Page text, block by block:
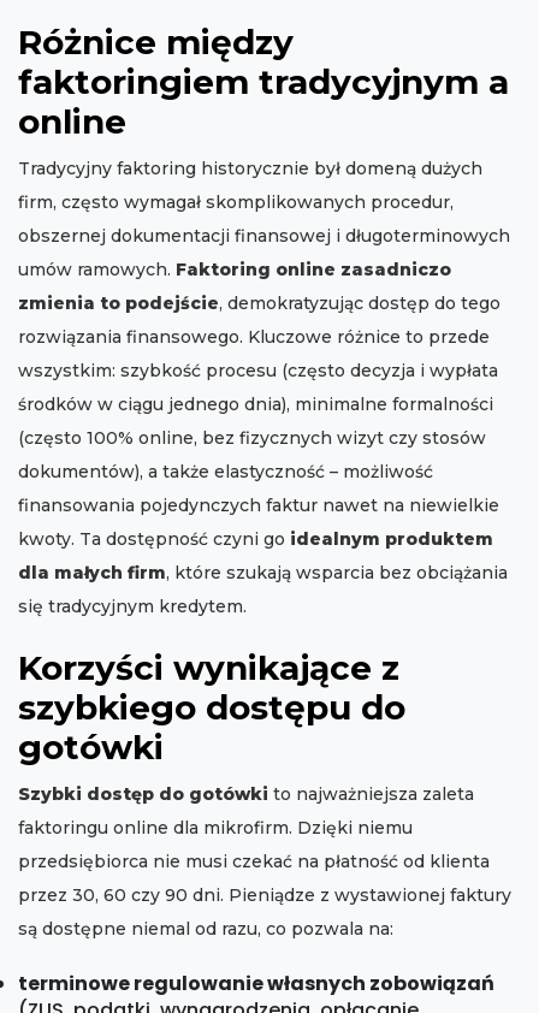
Różnice między
faktoringiem tradycyjnym a
online
Tradycyjny faktoring historycznie był domeną dużych
firm, często wymagał skomplikowanych procedur,
obszernej dokumentacji finansowej i długoterminowych
umów ramowych. Faktoring online zasadniczo
zmienia to podejście, demokratyzując dostęp do tego
rozwiązania finansowego. Kluczowe różnice to przede
wszystkim: szybkość procesu (często decyzja i wypłata
środków w ciągu jednego dnia), minimalne formalności
(często 100% online, bez fizycznych wizyt czy stosów
dokumentów), a także elastyczność – możliwość
finansowania pojedynczych faktur nawet na niewielkie
kwoty. Ta dostępność czyni go idealnym produktem
dla małych firm, które szukają wsparcia bez obciążania
się tradycyjnym kredytem.
Korzyści wynikające z
szybkiego dostępu do
gotówki
Szybki dostęp do gotówki to najważniejsza zaleta
faktoringu online dla mikrofirm. Dzięki niemu
przedsiębiorca nie musi czekać na płatność od klienta
przez 30, 60 czy 90 dni. Pieniądze z wystawionej faktury
są dostępne niemal od razu, co pozwala na:
terminowe regulowanie własnych zobowiązań